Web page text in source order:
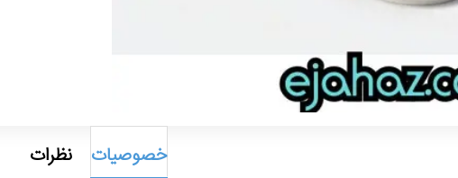
خصوصیات نظرات